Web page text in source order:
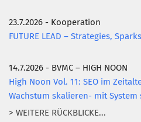
23.7.2026 - Kooperation
FUTURE LEAD – Strategies,
14.7.2026 - BVMC – HIGH NOON
High Noon Vol. 11: SEO im
Wachstum skalieren- mit System
> WEITERE RÜCKBLICKE...